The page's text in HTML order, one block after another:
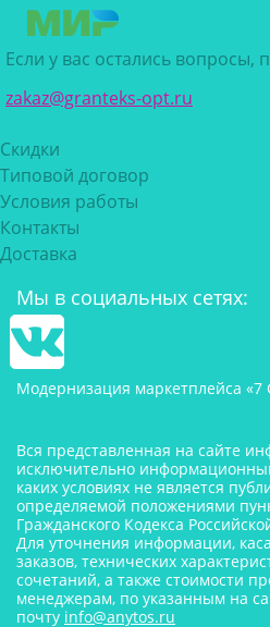
Если у вас остались вопросы,
zakaz@granteks-opt.ru
Скидки
Типовой договор
Условия работы
Контакты
Доставка
Мы в социальных сетях:
Модернизация маркетплейса «7
Вся представленная на сайте
исключительно
каких условиях не является
определяемой положениями
Гражданского Кодекса
Для уточнения информации,
заказов, технических
сочетаний, а также стоимости
менеджерам, по указанным на
почту info@anytos.ru